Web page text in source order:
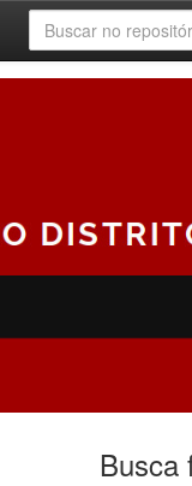
Busca